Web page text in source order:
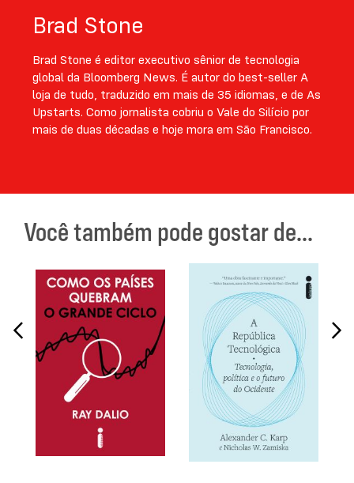
Brad Stone
Brad Stone é editor executivo sênior de tecnologia
global da Bloomberg News. É autor do best-seller A
loja de tudo, traduzido em mais de 35 idiomas, e de As
Upstarts. Como jornalista cobriu o Vale do Silício por
mais de duas décadas e hoje mora em São Francisco.
Você também pode gostar de...